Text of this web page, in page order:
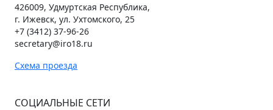
426009, Удмуртская Республика,
г. Ижевск, ул. Ухтомского, 25
+7 (3412) 37-96-26
secretary@iro18.ru
Схема проезда
СОЦИАЛЬНЫЕ СЕТИ